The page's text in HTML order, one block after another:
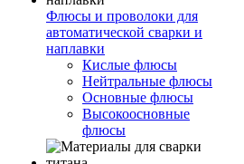
Флюсы и проволоки для
автоматической сварки и
наплавки
Кислые флюсы
Нейтральные флюсы
Основные флюсы
Высокоосновные
флюсы